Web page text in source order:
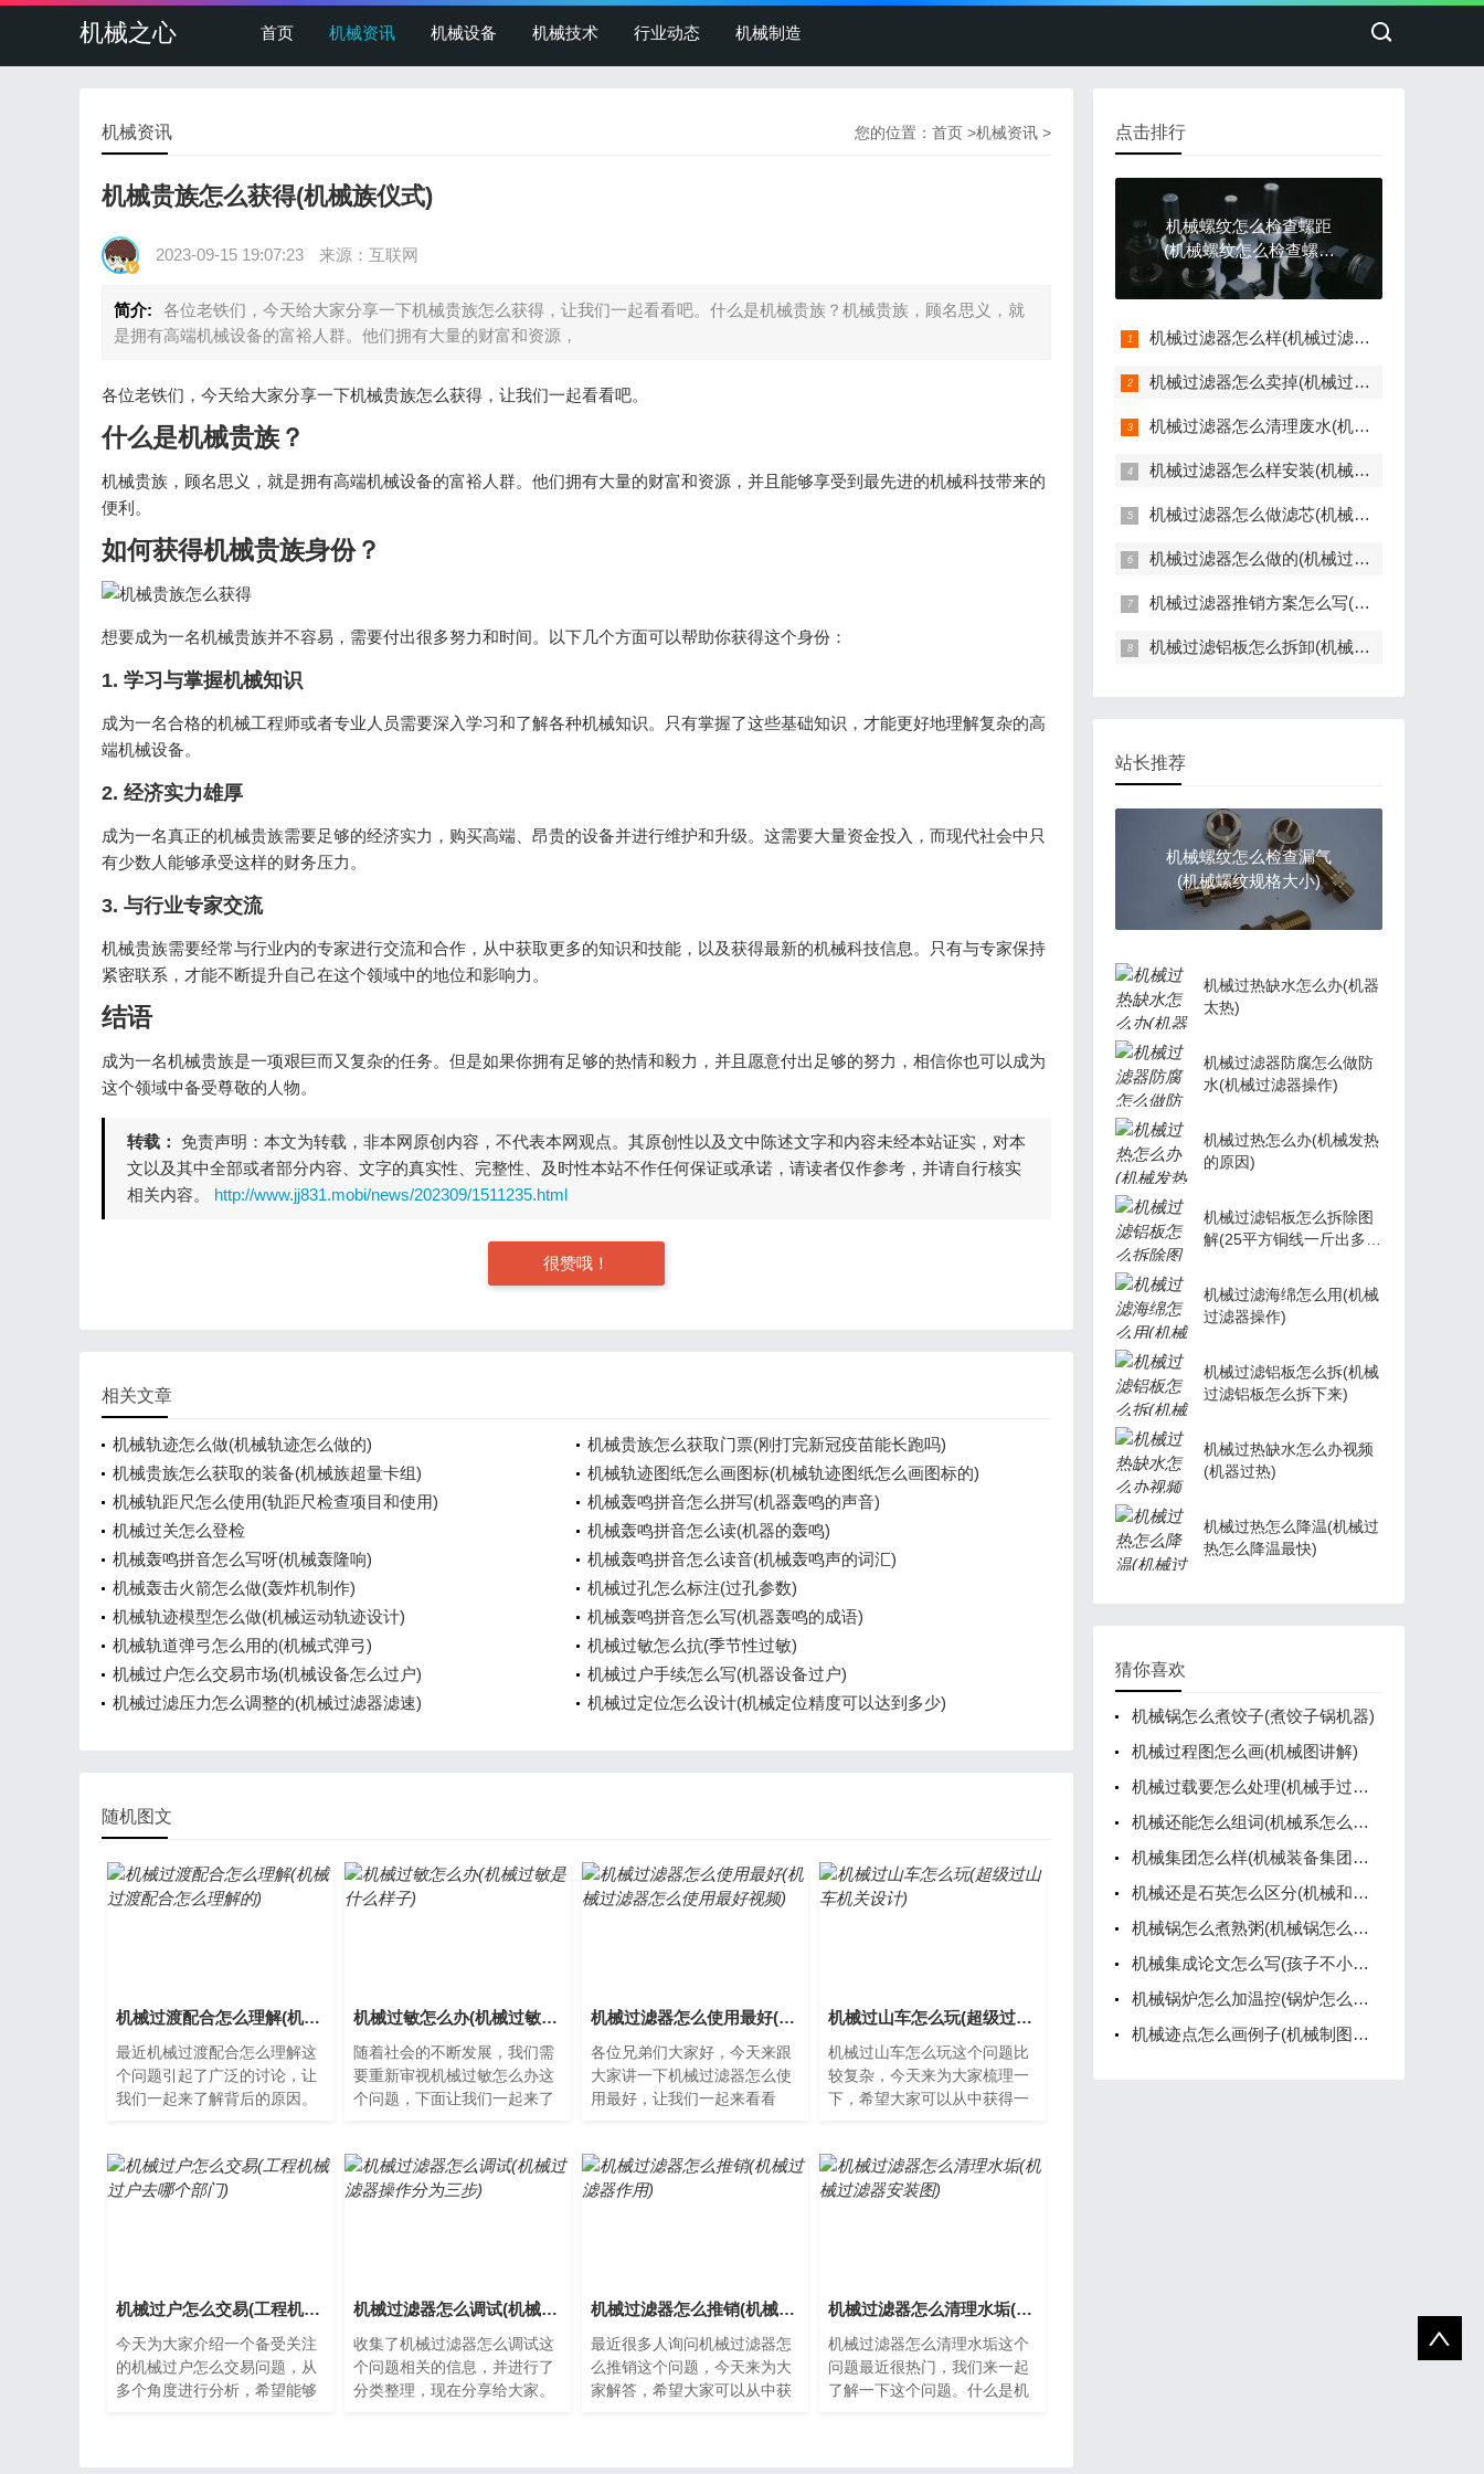
机械之心 首页 机械资讯 机械设备 机械技术 行业动态 机械制造
您的位置： 首页 >机械资讯 >
机械资讯
机械贵族怎么获得(机械族仪式)
2023-09-15 19:07:23 来源：互联网
简介:
各位老铁们，今天给大家分享一下机械贵族怎么获得，让我们一起看看吧。什么是机械贵族？机械贵族，顾名思义，就
是拥有高端机械设备的富裕人群。他们拥有大量的财富和资源，
各位老铁们，今天给大家分享一下机械贵族怎么获得，让我们一起看看吧。
什么是机械贵族？
机械贵族，顾名思义，就是拥有高端机械设备的富裕人群。他们拥有大量的财富和资源，并且能够享受到最先进的机械科技带来的
便利。
如何获得机械贵族身份？
想要成为一名机械贵族并不容易，需要付出很多努力和时间。以下几个方面可以帮助你获得这个身份：
1. 学习与掌握机械知识
成为一名合格的机械工程师或者专业人员需要深入学习和了解各种机械知识。只有掌握了这些基础知识，才能更好地理解复杂的高
端机械设备。
2. 经济实力雄厚
成为一名真正的机械贵族需要足够的经济实力，购买高端、昂贵的设备并进行维护和升级。这需要大量资金投入，而现代社会中只
有少数人能够承受这样的财务压力。
3. 与行业专家交流
机械贵族需要经常与行业内的专家进行交流和合作，从中获取更多的知识和技能，以及获得最新的机械科技信息。只有与专家保持
紧密联系，才能不断提升自己在这个领域中的地位和影响力。
结语
成为一名机械贵族是一项艰巨而又复杂的任务。但是如果你拥有足够的热情和毅力，并且愿意付出足够的努力，相信你也可以成为
这个领域中备受尊敬的人物。
转载： 免责声明：本文为转载，非本网原创内容，不代表本网观点。其原创性以及文中陈述文字和内容未经本站证实，对本
文以及其中全部或者部分内容、文字的真实性、完整性、及时性本站不作任何保证或承诺，请读者仅作参考，并请自行核实
相关内容。 http://www.jj831.mobi/news/202309/1511235.html
很赞哦！
相关文章
机械轨迹怎么做(机械轨迹怎么做的)
机械贵族怎么获取门票(刚打完新冠疫苗能长跑吗)
机械贵族怎么获取的装备(机械族超量卡组)
机械轨迹图纸怎么画图标(机械轨迹图纸怎么画图标的)
机械轨距尺怎么使用(轨距尺检查项目和使用)
机械轰鸣拼音怎么拼写(机器轰鸣的声音)
机械过关怎么登检
机械轰鸣拼音怎么读(机器的轰鸣)
机械轰鸣拼音怎么写呀(机械轰隆响)
机械轰鸣拼音怎么读音(机械轰鸣声的词汇)
机械轰击火箭怎么做(轰炸机制作)
机械过孔怎么标注(过孔参数)
机械轨迹模型怎么做(机械运动轨迹设计)
机械轰鸣拼音怎么写(机器轰鸣的成语)
机械轨道弹弓怎么用的(机械式弹弓)
机械过敏怎么抗(季节性过敏)
机械过户怎么交易市场(机械设备怎么过户)
机械过户手续怎么写(机器设备过户)
机械过滤压力怎么调整的(机械过滤器滤速)
机械过定位怎么设计(机械定位精度可以达到多少)
随机图文
机械过渡配合怎么理解(机械过渡配合怎么理解的)
最近机械过渡配合怎么理解这
个问题引起了广泛的讨论，让
我们一起来了解背后的原因。
装...
机械过敏怎么办(机械过敏是什么样子)
随着社会的不断发展，我们需
要重新审视机械过敏怎么办这
个问题，下面让我们一起来了
通...
机械过滤器怎么使用最好(机械过滤器怎么使用最好视频)
各位兄弟们大家好，今天来跟
大家讲一下机械过滤器怎么使
用最好，让我们一起来看看
备，...
机械过山车怎么玩(超级过山车机关设计)
机械过山车怎么玩这个问题比
较复杂，今天来为大家梳理一
下，希望大家可以从中获得一
令...
机械过户怎么交易(工程机械过户去哪个部门)
今天为大家介绍一个备受关注
的机械过户怎么交易问题，从
多个角度进行分析，希望能够
机械过滤器怎么调试(机械过滤器操作分为三步)
收集了机械过滤器怎么调试这
个问题相关的信息，并进行了
分类整理，现在分享给大家。
机械过滤器怎么推销(机械过滤器作用)
最近很多人询问机械过滤器怎
么推销这个问题，今天来为大
家解答，希望大家可以从中获
机械过滤器怎么清理水垢(机械过滤器安装图)
机械过滤器怎么清理水垢这个
问题最近很热门，我们来一起
了解一下这个问题。什么是机
点击排行
机械螺纹怎么检查螺距
(机械螺纹怎么检查螺距
是否正常)
机械过滤器怎么样(机械过滤器作用)
机械过滤器怎么卖掉(机械过滤器工作原理)
机械过滤器怎么清理废水(机械过滤器操作)
机械过滤器怎么样安装(机械过滤器怎么样安装的)
机械过滤器怎么做滤芯(机械过滤器操作分为三步)
机械过滤器怎么做的(机械过滤器的原理)
机械过滤器推销方案怎么写(推销过滤器骗局)
机械过滤铝板怎么拆卸(机械过滤铝板怎么拆卸的)
站长推荐
机械螺纹怎么检查漏气
(机械螺纹规格大小)
机械过热缺水怎么办(机器
太热)
机械过滤器防腐怎么做防
水(机械过滤器操作)
机械过热怎么办(机械发热
的原因)
机械过滤铝板怎么拆除图
解(25平方铜线一斤出多少
机械过滤海绵怎么用(机械
过滤器操作)
机械过滤铝板怎么拆(机械
过滤铝板怎么拆下来)
机械过热缺水怎么办视频
(机器过热)
机械过热怎么降温(机械过
热怎么降温最快)
猜你喜欢
机械锅怎么煮饺子(煮饺子锅机器)
机械过程图怎么画(机械图讲解)
机械过载要怎么处理(机械手过载保护装置)
机械还能怎么组词(机械系怎么组词)
机械集团怎么样(机械装备集团公司)
机械还是石英怎么区分(机械和石英区别)
机械锅怎么煮熟粥(机械锅怎么煮饭)
机械集成论文怎么写(孩子不小心把水子弹吞到肚子里了)
机械锅炉怎么加温控(锅炉怎么调温)
机械迹点怎么画例子(机械制图点划线怎么画)